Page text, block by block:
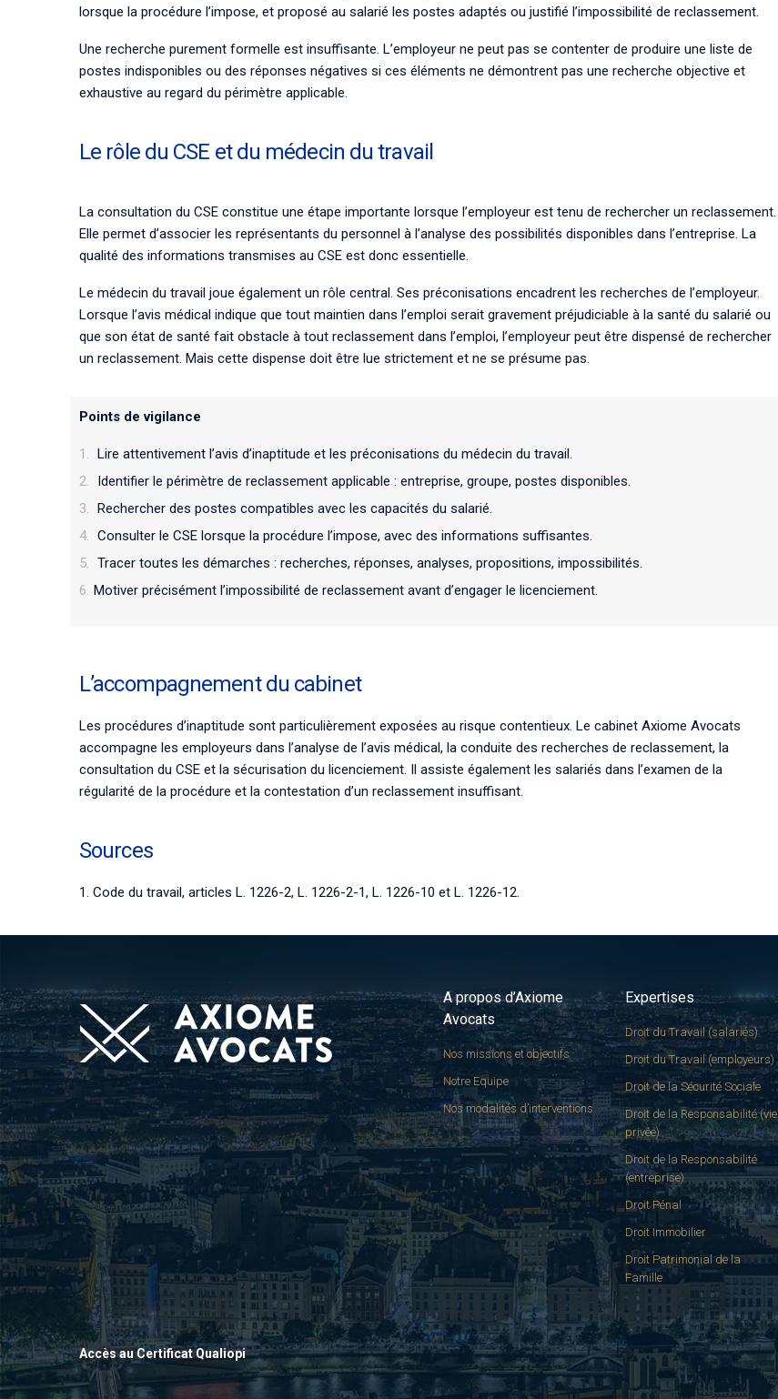
lorsque la procédure l’impose, et proposé au salarié les postes adaptés ou justifié l’impossibilité de reclassement.
Une recherche purement formelle est insuffisante. L’employeur ne peut pas se contenter de produire une liste de
postes indisponibles ou des réponses négatives si ces éléments ne démontrent pas une recherche objective et
exhaustive au regard du périmètre applicable.
Le rôle du CSE et du médecin du travail
La consultation du CSE constitue une étape importante lorsque l’employeur est tenu de rechercher un reclassement.
Elle permet d’associer les représentants du personnel à l’analyse des possibilités disponibles dans l’entreprise. La
qualité des informations transmises au CSE est donc essentielle.
Le médecin du travail joue également un rôle central. Ses préconisations encadrent les recherches de l’employeur.
Lorsque l’avis médical indique que tout maintien dans l’emploi serait gravement préjudiciable à la santé du salarié ou
que son état de santé fait obstacle à tout reclassement dans l’emploi, l’employeur peut être dispensé de rechercher
un reclassement. Mais cette dispense doit être lue strictement et ne se présume pas.
Points de vigilance
Lire attentivement l’avis d’inaptitude et les préconisations du médecin du travail.
Identifier le périmètre de reclassement applicable : entreprise, groupe, postes disponibles.
Rechercher des postes compatibles avec les capacités du salarié.
Consulter le CSE lorsque la procédure l’impose, avec des informations suffisantes.
Tracer toutes les démarches : recherches, réponses, analyses, propositions, impossibilités.
Motiver précisément l’impossibilité de reclassement avant d’engager le licenciement.
L’accompagnement du cabinet
Les procédures d’inaptitude sont particulièrement exposées au risque contentieux. Le cabinet Axiome Avocats
accompagne les employeurs dans l’analyse de l’avis médical, la conduite des recherches de reclassement, la
consultation du CSE et la sécurisation du licenciement. Il assiste également les salariés dans l’examen de la
régularité de la procédure et la contestation d’un reclassement insuffisant.
Sources
1. Code du travail, articles L. 1226-2, L. 1226-2-1, L. 1226-10 et L. 1226-12.
A propos d’Axiome
Avocats
Nos missions et objectifs
Notre Equipe
Nos modalités d’interventions
Expertises
Droit du Travail (salariés)
Droit du Travail (employeurs)
Droit de la Sécurité Sociale
Droit de la Responsabilité (vie
privée)
Droit de la Responsabilité
(entreprise)
Droit Pénal
Droit Immobilier
Droit Patrimonial de la
Famille
Accès au Certificat Qualiopi